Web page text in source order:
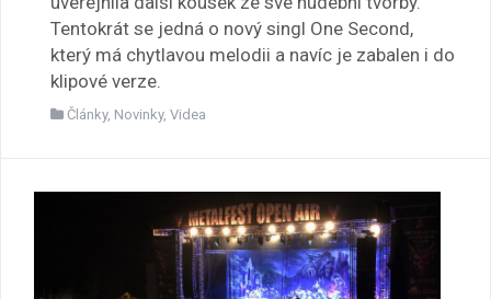
Tentokrát se jedná o nový singl One Second,
který má chytlavou melodii a navíc je zabalen i do
klipové verze.
Články, Novinky, Videa